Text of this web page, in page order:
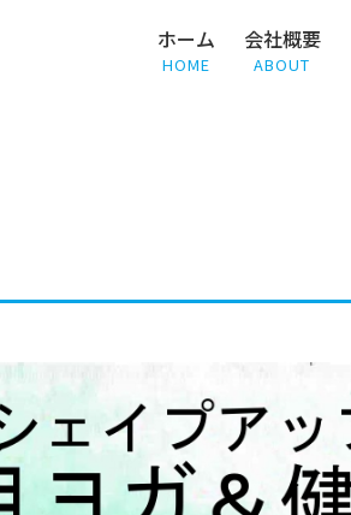
ホーム
HOME
会社概要
ABOUT